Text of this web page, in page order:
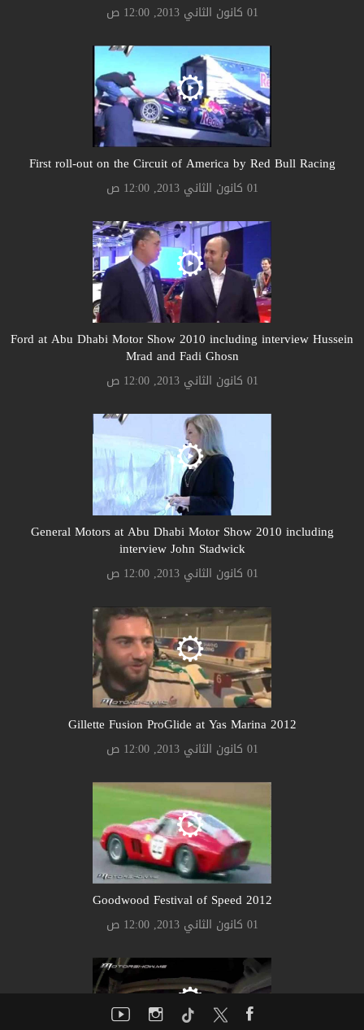
01 كانون الثاني 2013, 12:00 ص
First roll-out on the Circuit of America by Red Bull Racing
01 كانون الثاني 2013, 12:00 ص
Ford at Abu Dhabi Motor Show 2010 including interview Hussein
Mrad and Fadi Ghosn
01 كانون الثاني 2013, 12:00 ص
General Motors at Abu Dhabi Motor Show 2010 including
interview John Stadwick
01 كانون الثاني 2013, 12:00 ص
Gillette Fusion ProGlide at Yas Marina 2012
01 كانون الثاني 2013, 12:00 ص
Goodwood Festival of Speed 2012
01 كانون الثاني 2013, 12:00 ص